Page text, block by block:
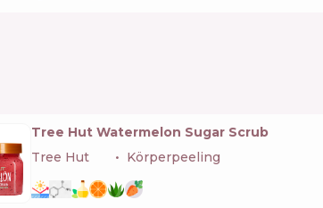
Tree Hut Watermelon Sugar Scrub
Tree Hut
Körperpeeling